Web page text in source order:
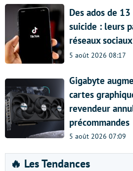
Des ados de
suicide : leurs
réseaux
5 août 2026 08:17
Gigabyte
cartes
revendeur
précommandes
5 août 2026 07:09
🔥 Les Tendances